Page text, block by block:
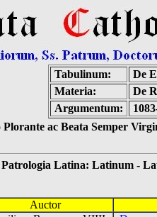
Tabulinum:
De
Materia:
De
Argumentum:
ac Beata Semper
Latina: Latinum -
Auctor